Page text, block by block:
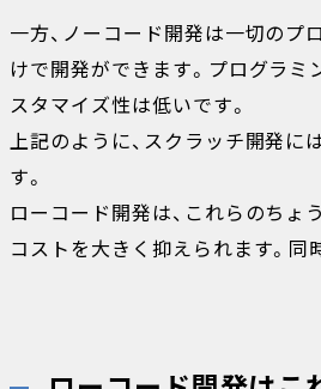
一方、ノーコード開発は一切の
けで開発ができます。プログラミ
スタマイズ性は低いです。
上記のように、スクラッチ開発に
す。
ローコード開発は、これらのちょ
コストを大きく抑えられます。同